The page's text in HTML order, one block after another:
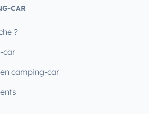
CAR
?
car
camping-car